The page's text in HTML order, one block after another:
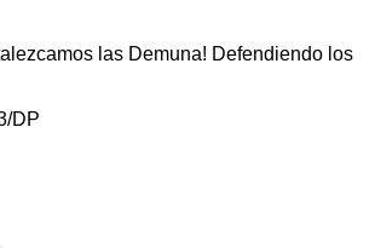
las Demuna! Defendiendo los
DP